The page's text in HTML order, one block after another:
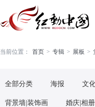
当前位置： 首页 > 专辑 > 展板 >
全部分类 海报 文
背景墙|装饰画 婚庆|相册